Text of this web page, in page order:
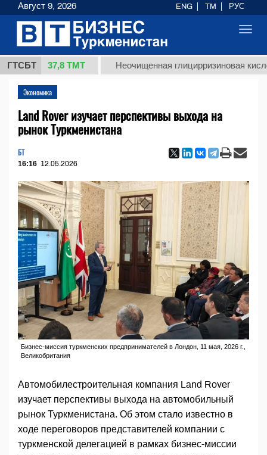
ГТСБТ
37,8 ТМТ Неочищенная глицирризиновая кислота
Экономика
Land Rover изучает перспективы выхода на
рынок Туркменистана
БТ
16:16 12.05.2026
Бизнес-миссия туркменских предпринимателей в Лондон, 11 мая, 2026 г.,
Великобритания
Автомобилестроительная компания Land Rover
изучает перспективы выхода на автомобильный
рынок Туркменистана. Об этом стало известно в
ходе переговоров представителей компании с
туркменской делегацией в рамках бизнес-миссии
Август 9, 2026 ENG TM РУС